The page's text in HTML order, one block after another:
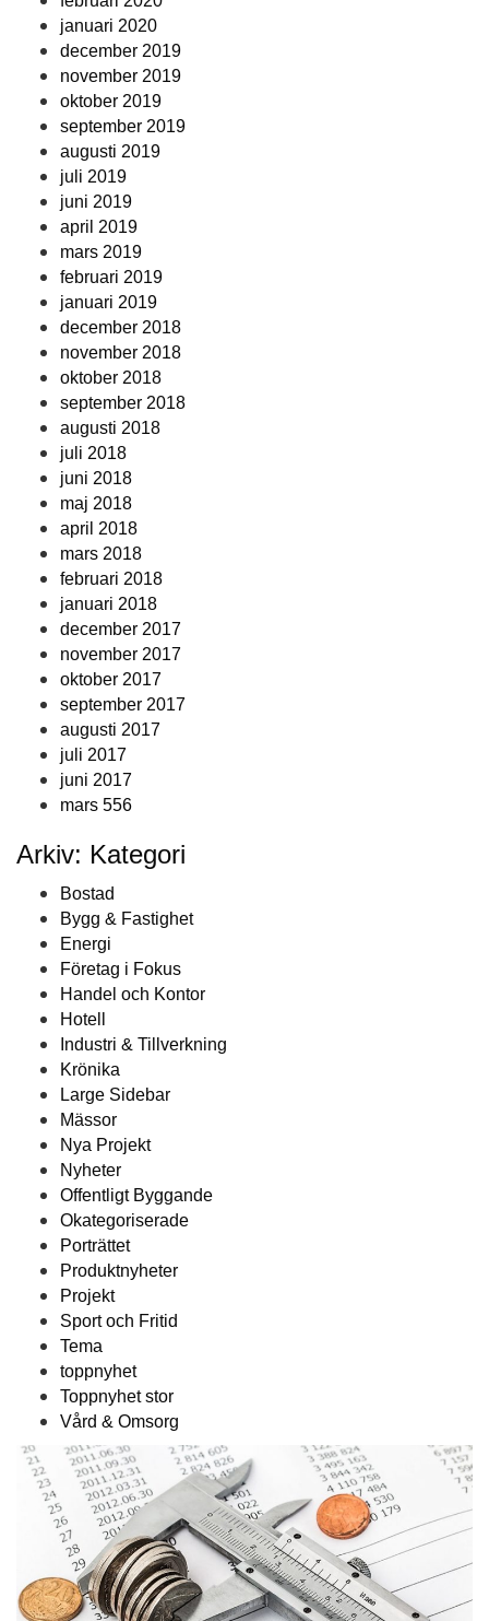
januari 2020
december 2019
november 2019
oktober 2019
september 2019
augusti 2019
juli 2019
juni 2019
april 2019
mars 2019
februari 2019
januari 2019
december 2018
november 2018
oktober 2018
september 2018
augusti 2018
juli 2018
juni 2018
maj 2018
april 2018
mars 2018
februari 2018
januari 2018
december 2017
november 2017
oktober 2017
september 2017
augusti 2017
juli 2017
juni 2017
mars 556
Arkiv: Kategori
Bostad
Bygg & Fastighet
Energi
Företag i Fokus
Handel och Kontor
Hotell
Industri & Tillverkning
Krönika
Large Sidebar
Mässor
Nya Projekt
Nyheter
Offentligt Byggande
Okategoriserade
Porträttet
Produktnyheter
Projekt
Sport och Fritid
Tema
toppnyhet
Toppnyhet stor
Vård & Omsorg